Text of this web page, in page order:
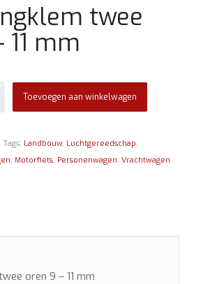
twee
11 mm
Toevoegen aan winkelwagen
Tags: Landbouw, Luchtgereedschap,
, Motorfiets, Personenwagen, Vrachtwagen
oren 9 – 11 mm